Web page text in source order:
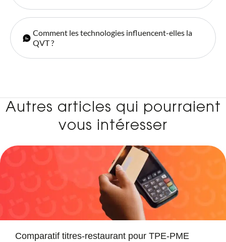
Comment les technologies influencent-elles la
QVT ?
Autres articles qui pourraient
vous intéresser
Comparatif titres-restaurant pour TPE-PME